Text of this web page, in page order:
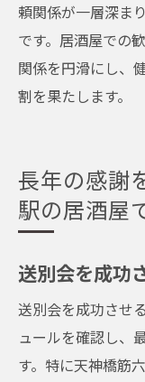
頼関係が一層深ま
です。居酒屋での
関係を円滑にし、
割を果たします。
長年の感謝
駅の居酒屋
送別会を成功
送別会を成功させ
ュールを確認し、
す。特に天神橋筋